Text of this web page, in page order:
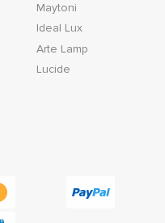
Maytoni
Ideal Lux
Arte Lamp
Lucide